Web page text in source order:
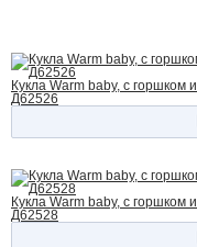
Кукла Warm baby, с горшком
Д62526
Кукла Warm baby, с горшком
Д62528